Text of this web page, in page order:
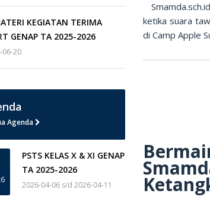
KEGIATAN TERIMA
GENAP TA 2025-2026
20
Agenda
PSTS KELAS X & XI GENAP
TA 2025-2026
2026-04-06 s/d 2026-04-11
ketika suara
di Camp Apple